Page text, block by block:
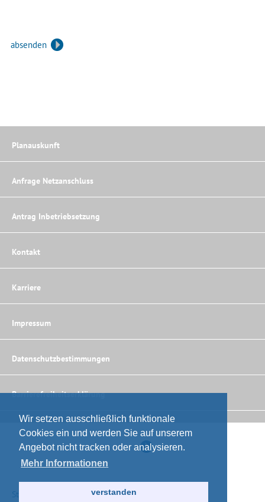
Wir setzen ausschließlich funktionale
Cookies ein und werden Sie auf unserem
Angebot nicht tracken oder analysieren.
Mehr Informationen
verstanden
absenden
Planauskunft
Anfrage Netzanschluss
Antrag Inbetriebsetzung
Kontakt
Karriere
Impressum
Datenschutzbestimmungen
Barrierefreiheitserklärung
Finden
Störfallnummer: 06051 88 40 40